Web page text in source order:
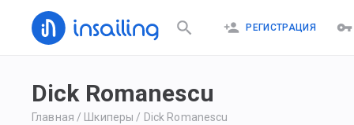
РЕГИСТРАЦИЯ
Dick Romanescu
Главная / Шкиперы / Dick Romanescu